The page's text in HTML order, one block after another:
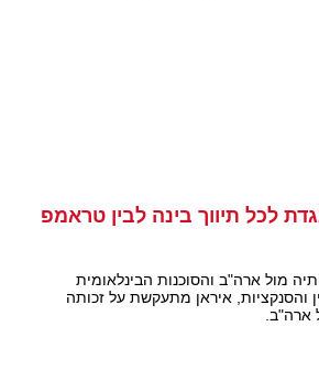
לכל תיווך בינה לבין טראמפ
מול ארה"ב והסוכנות הבינלאומית
והסנקציות, איראן מתעקשת על זכותה
ארה"ב.